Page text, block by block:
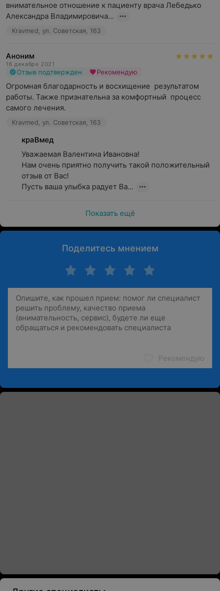
внимательное отношение к пациенту врача Лебедько
Александра Владимировича...
Kravmed, ул. Советская, 163
Аноним
16 декабря 2021
Отзыв подтвержден Рекомендую
Огромная благодарность и восхищение  результатом
работы. Также признательна за комфортный  процесс
самого лечения.
Kravmed, ул. Советская, 163
краВмед
Уважаемая Валентина Ивановна!
Нам очень приятно получить такой положительный
отзыв от Вас!
Пусть ваша улыбка радует Ва...
Показать ещё
Поделитесь мнением
Рекомендую